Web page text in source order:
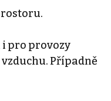
i pro provozy
Případně